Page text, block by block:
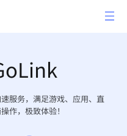
服务，满足游戏、应用、直
作，极致体验！